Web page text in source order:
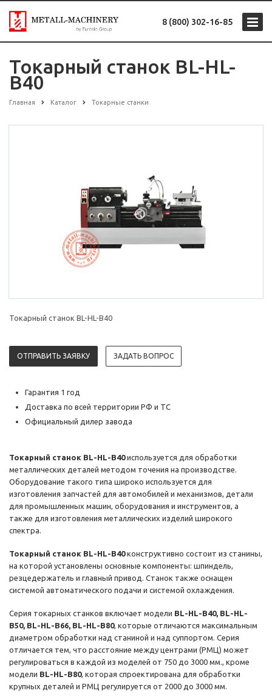
8 (800) 302-16-85
Токарный станок BL-HL-
B40
Главная Каталог Токарные станки
Токарный станок BL-HL-B40
ОТПРАВИТЬ ЗАЯВКУ ЗАДАТЬ ВОПРОС
Гарантия 1 год
Доставка по всей территории РФ и ТС
Официальный дилер завода
Токарный станок BL-HL-B40используется для обработки
металлических деталей методом точения на производстве.
Оборудование такого типа широко используется для
изготовления запчастей для автомобилей и механизмов, детали
для промышленных машин, оборудования и инструментов, а
также для изготовления металлических изделий широкого
спектра.
Токарный станок BL-HL-B40конструктивно состоит из станины,
на которой установлены основные компоненты: шпиндель,
резцедержатель и главный привод. Станок также оснащен
системой автоматического подачи и системой охлаждения.
Серия токарных станков включает модели BL-HL-B40, BL-HL-
B50, BL-HL-B66, BL-HL-B80, которые отличаются максимальным
диаметром обработки над станиной и над суппортом. Серия
отличается тем, что расстояние между центрами (РМЦ) может
регулироваться в каждой из моделей от 750 до 3000 мм., кроме
модели BL-HL-B80, которая спроектирована для обработки
крупных деталей и РМЦ регулируется от 2000 до 3000 мм.